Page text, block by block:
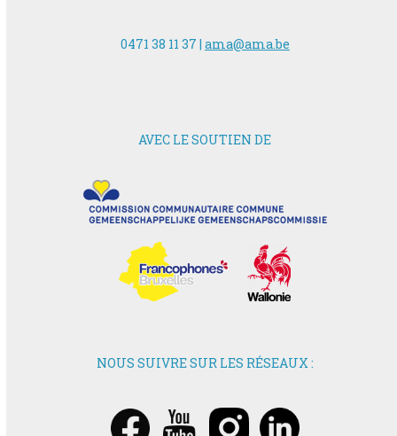
0471 38 11 37 | ama@ama.be
AVEC LE SOUTIEN DE
NOUS SUIVRE SUR LES RÉSEAUX :